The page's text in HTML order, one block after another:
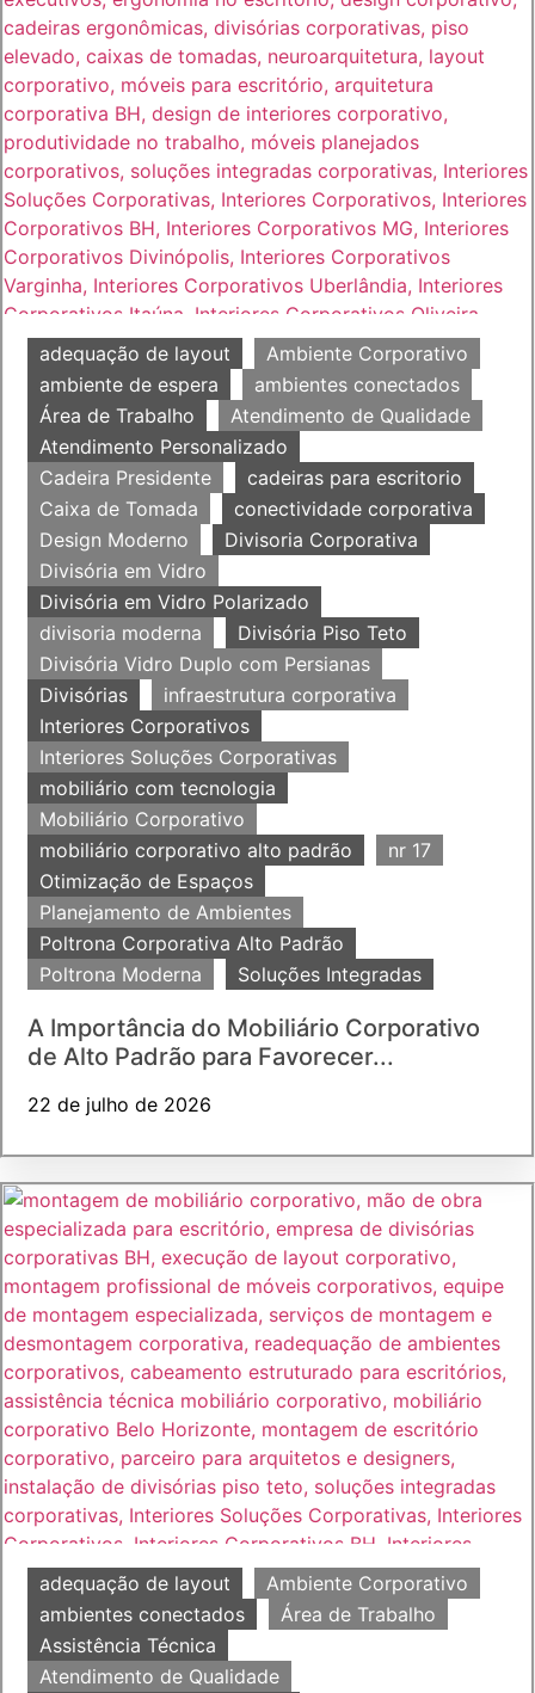
adequação de layout
Ambiente Corporativo
ambiente de espera
ambientes conectados
Área de Trabalho
Atendimento de Qualidade
Atendimento Personalizado
Cadeira Presidente
cadeiras para escritorio
Caixa de Tomada
conectividade corporativa
Design Moderno
Divisoria Corporativa
Divisória em Vidro
Divisória em Vidro Polarizado
divisoria moderna
Divisória Piso Teto
Divisória Vidro Duplo com Persianas
Divisórias
infraestrutura corporativa
Interiores Corporativos
Interiores Soluções Corporativas
mobiliário com tecnologia
Mobiliário Corporativo
mobiliário corporativo alto padrão
nr 17
Otimização de Espaços
Planejamento de Ambientes
Poltrona Corporativa Alto Padrão
Poltrona Moderna
Soluções Integradas
A Importância do Mobiliário Corporativo
de Alto Padrão para Favorecer...
22 de julho de 2026
adequação de layout
Ambiente Corporativo
ambientes conectados
Área de Trabalho
Assistência Técnica
Atendimento de Qualidade